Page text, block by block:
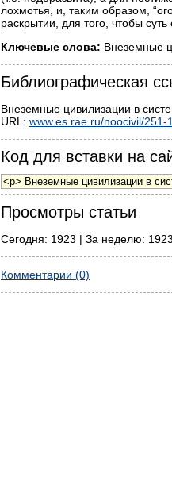
лохмотья, и, таким образом,
раскрытии, для того, чтобы суть
Ключевые слова: Внеземные
Библиографическая
Внеземные цивилизации в
URL: www.es.rae.ru/noocivil/251-
Код для вставки на
Просмотры статьи
Сегодня: 1923 | За неделю:
Комментарии (0)